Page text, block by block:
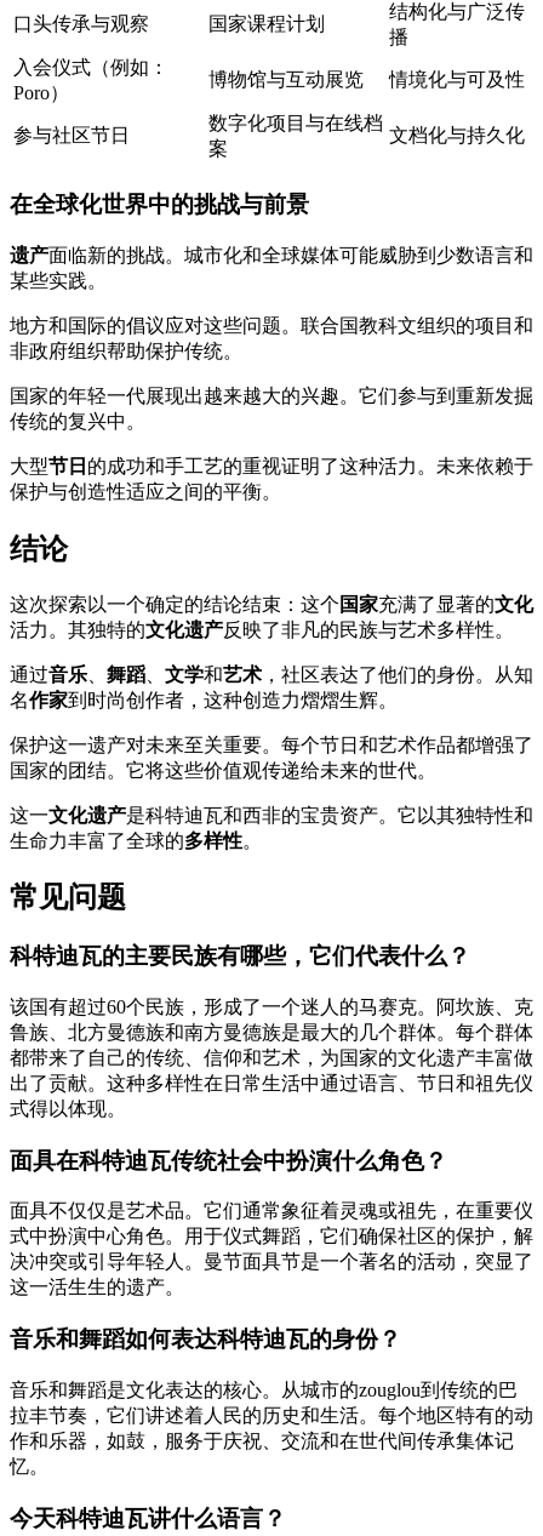
口头传承与观察 国家课程计划
结构化与广泛传
播
入会仪式（例如：
Poro）
博物馆与互动展览 情境化与可及性
参与社区节日
数字化项目与在线档
案
文档化与持久化
在全球化世界中的挑战与前景
遗产面临新的挑战。城市化和全球媒体可能威胁到少数语言和
某些实践。
地方和国际的倡议应对这些问题。联合国教科文组织的项目和
非政府组织帮助保护传统。
国家的年轻一代展现出越来越大的兴趣。它们参与到重新发掘
传统的复兴中。
大型节日 的成功和手工艺的重视证明了这种活力。未来依赖于
保护与创造性适应之间的平衡。
结论
这次探索以一个确定的结论结束：这个 国家充满了显著的文化
活力。其独特的文化遗产反映了非凡的民族与艺术多样性。
通过音乐 舞蹈 文学和艺术 ，社区表达了他们的身份。从知
名作家到时尚创作者，这种创造力熠熠生辉。
保护这一遗产对未来至关重要。每个节日和艺术作品都增强了
国家的团结。它将这些价值观传递给未来的世代。
这一文化遗产是科特迪瓦和西非的宝贵资产。它以其独特性和
生命力丰富了全球的多样性。
常见问题
科特迪瓦的主要民族有哪些，它们代表什么？
该国有超过60个民族，形成了一个迷人的马赛克。阿坎族、克
鲁族、北方曼德族和南方曼德族是最大的几个群体。每个群体
都带来了自己的传统、信仰和艺术，为国家的文化遗产丰富做
出了贡献。这种多样性在日常生活中通过语言、节日和祖先仪
式得以体现。
面具在科特迪瓦传统社会中扮演什么角色？
面具不仅仅是艺术品。它们通常象征着灵魂或祖先，在重要仪
式中扮演中心角色。用于仪式舞蹈，它们确保社区的保护，解
决冲突或引导年轻人。曼节面具节是一个著名的活动，突显了
这一活生生的遗产。
音乐和舞蹈如何表达科特迪瓦的身份？
音乐和舞蹈是文化表达的核心。从城市的zouglou到传统的巴
拉丰节奏，它们讲述着人民的历史和生活。每个地区特有的动
作和乐器，如鼓，服务于庆祝、交流和在世代间传承集体记
忆。
今天科特迪瓦讲什么语言？